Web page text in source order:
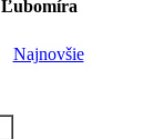
Ľubomíra
Najnovšie